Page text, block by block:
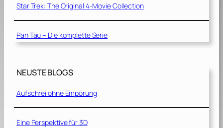
Star Trek: The Original 4-Movie Collection
Pan Tau – Die komplette Serie
NEUSTE BLOGS
Aufschrei ohne Empörung
Eine Perspektive für 3D